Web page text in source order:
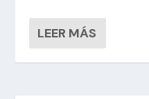
LEER MÁS